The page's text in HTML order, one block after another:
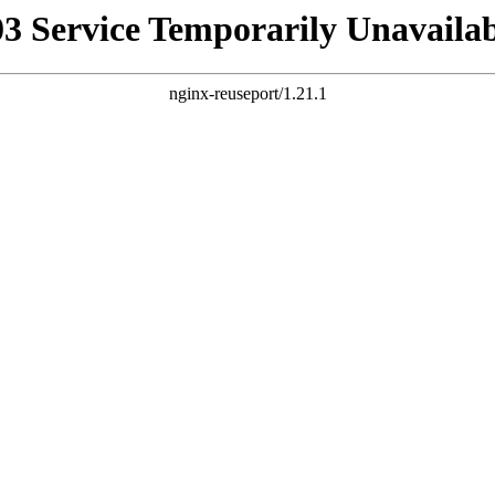
Service Temporarily
nginx-reuseport/1.21.1